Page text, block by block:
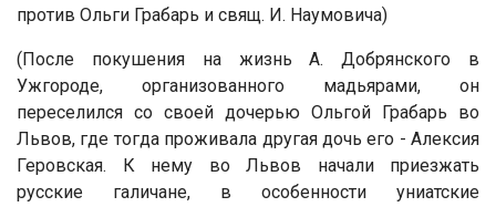
против Ольги Грабарь и свящ. И. Наумовича)
(После покушения на жизнь А. Добрянского в
Ужгороде, организованного мадьярами, он
переселился со своей дочерью Ольгой Грабарь во
Львов, где тогда проживала другая дочь его - Алексия
Геровская. К нему во Львов начали приезжать
русские галичане, в особенности униатские